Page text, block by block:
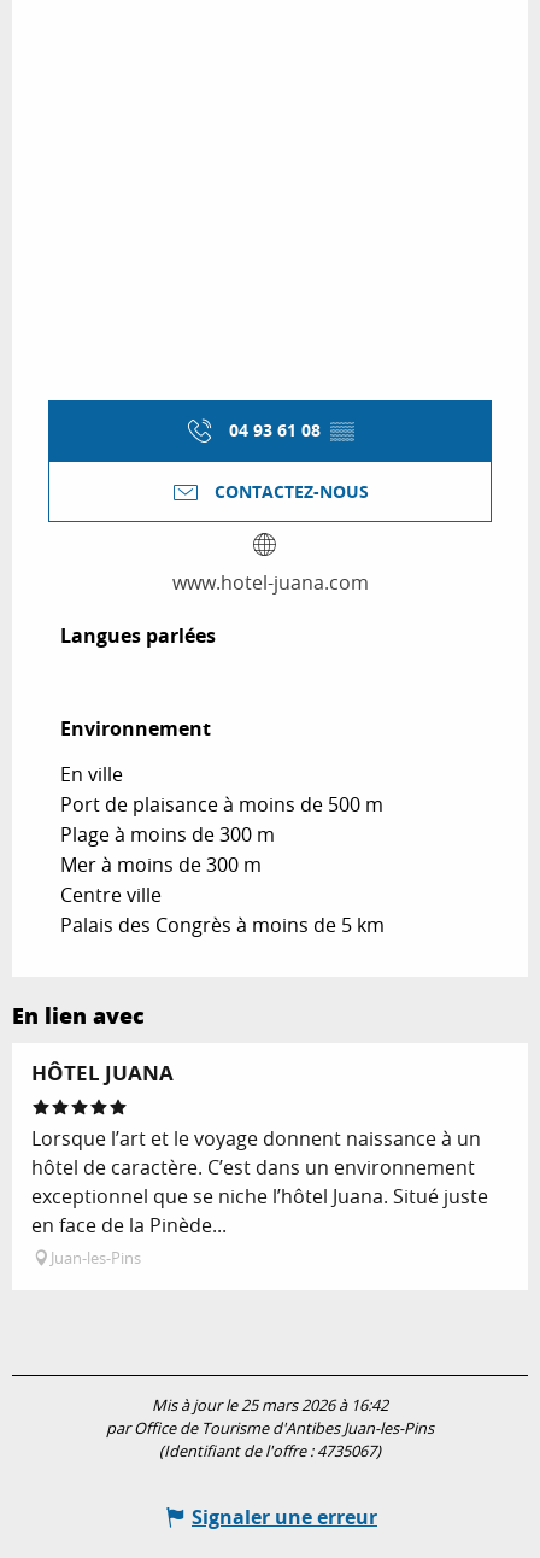
04 93 61 08 ▒▒
CONTACTEZ-NOUS
www.hotel-juana.com
Langues parlées
Langues parlées
Environnement
Environnement
En ville
Port de plaisance à moins de 500 m
Plage à moins de 300 m
Mer à moins de 300 m
Centre ville
Palais des Congrès à moins de 5 km
En lien avec
HÔTEL JUANA
Lorsque l’art et le voyage donnent naissance à un
hôtel de caractère. C’est dans un environnement
exceptionnel que se niche l’hôtel Juana. Situé juste
en face de la Pinède...
Juan-les-Pins
Mis à jour le 25 mars 2026 à 16:42
par Office de Tourisme d'Antibes Juan-les-Pins
(Identifiant de l'offre :4735067)
Signaler une erreur